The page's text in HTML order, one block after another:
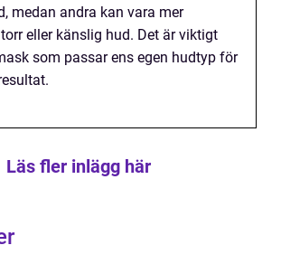
medan andra kan vara mer
eller känslig hud. Det är viktigt
som passar ens egen hudtyp för
Läs fler inlägg här